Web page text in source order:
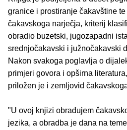
granice i prostiranje čakavštine
čakavskoga narječja, kriterij
obradio buzetski, jugozapadni
srednjočakavski i južnočakavski
Nakon svakoga poglavlja o
primjeri govora i opširna
priložen je i zemljovid
"U ovoj knjizi obrađujem
jezika, a obradba je dana na